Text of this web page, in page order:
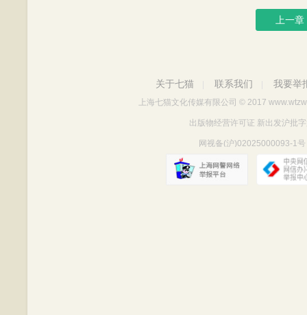
上一章
关于七猫 联系我们 我要举
上海七猫文化传媒有限公司 © 2017
出版物经营许可证 新出发沪批
网视备(沪)02025000093-1